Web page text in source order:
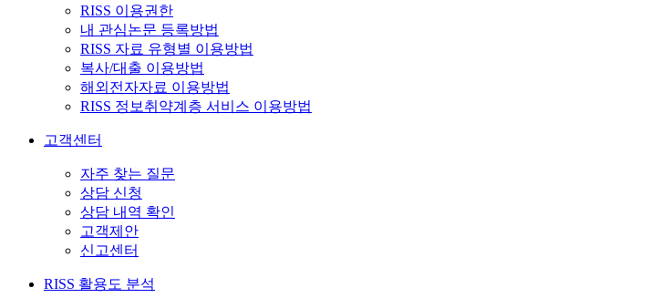
RISS 이용권한
내 관심논문 등록방법
RISS 자료 유형별 이용방법
복사/대출 이용방법
해외전자자료 이용방법
RISS 정보취약계층 서비스 이용방법
고객센터
자주 찾는 질문
상담 신청
상담 내역 확인
고객제안
신고센터
RISS 활용도 분석